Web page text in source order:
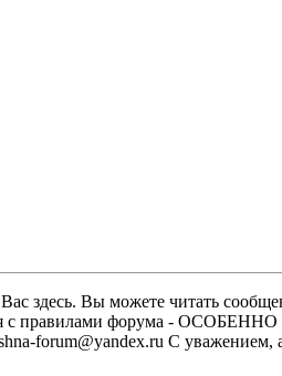
здесь. Вы можете читать
с правилами форума -
forum@yandex.ru С